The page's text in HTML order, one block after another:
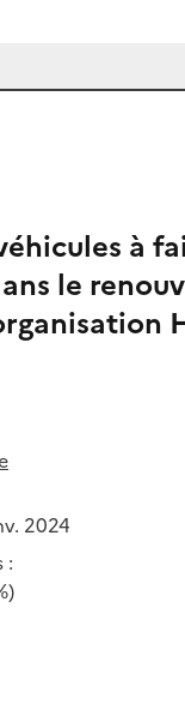
à
le
2024
: